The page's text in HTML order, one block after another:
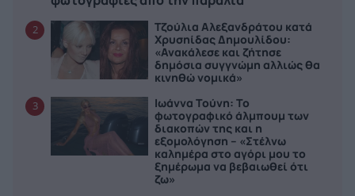
2
Τζούλια Αλεξανδράτου κατά
Χρυσηίδας Δημουλίδου:
«Ανακάλεσε και ζήτησε
δημόσια συγγνώμη αλλιώς θα
κινηθώ νομικά»
3
Ιωάννα Τούνη: Το
φωτογραφικό άλμπουμ των
διακοπών της και η
εξομολόγηση – «Στέλνω
καλημέρα στο αγόρι μου το
ξημέρωμα να βεβαιωθεί ότι
ζω»